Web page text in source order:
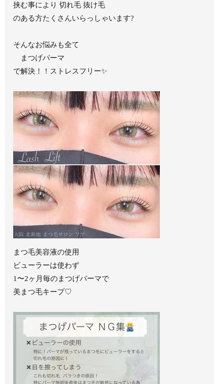
挟む事により 切れ毛 抜け毛
のある方たくさんいらっしゃいます?
そんなお悩みも全て
まつげパーマ
で解決！！ストレスフリー✨
まつ毛美容液の使用
ビューラーは使わず
1〜2ヶ月毎のまつげパーマで
美まつ毛キープ♡